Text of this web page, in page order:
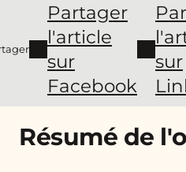
Partager
l'article
sur
Facebook
sur
Résumé de